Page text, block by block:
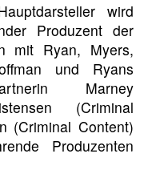
wird
Produzent der
mit Ryan, Myers,
und Ryans
Marney
(Criminal
(Criminal Content)
Produzenten